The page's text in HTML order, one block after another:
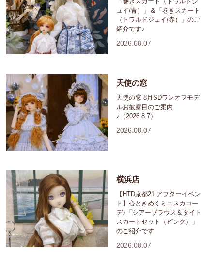
ュイ/青）」＆「巻きスカート
（トワルドジュイ/赤）」のご
紹介です♪
2026.08.07
天使の窓
天使の窓 8月SDワンオフモデ
ルお披露目のご案内
♪（2026.8.7）
2026.08.07
横浜店
【HTD京都21 アフターイベン
ト】心ときめくミニスカコー
デ♪「シアーブラウス＆タイト
スカートセット（ピンク）」
のご紹介です
2026.08.07